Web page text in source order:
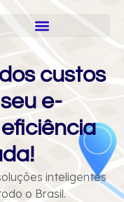
custos
e-
inteligentes
o Brasil.